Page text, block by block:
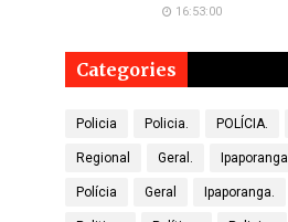
16:53:00
Categories
Policia Policia. POLÍCIA.
Regional Geral. Ipaporanga
Polícia Geral Ipaporanga.